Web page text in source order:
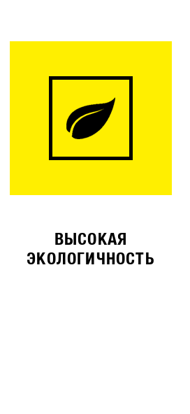
ВЫСОКАЯ
ЭКОЛОГИЧНОСТЬ